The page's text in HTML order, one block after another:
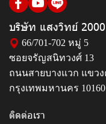
บริษัท แสงวิทย์
66/701-702 หมู่ 5
ซอยจรัญสนิทวงศ์ 13
ถนนสายบางแวก แขว
กรุงเทพมหานคร 10160
ติดต่อเรา